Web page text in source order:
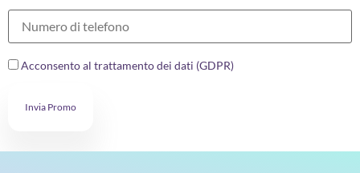
Acconsento al trattamento dei dati (GDPR)
Invia Promo